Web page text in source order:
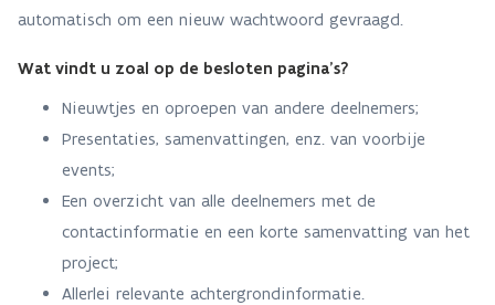
automatisch om een nieuw wachtwoord gevraagd.
Wat vindt u zoal op de besloten pagina's?
Nieuwtjes en oproepen van andere deelnemers;
Presentaties, samenvattingen, enz. van voorbije
events;
Een overzicht van alle deelnemers met de
contactinformatie en een korte samenvatting van het
project;
Allerlei relevante achtergrondinformatie.